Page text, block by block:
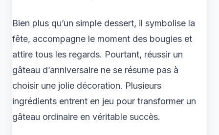
Bien plus qu’un simple dessert, il symbolise la
fête, accompagne le moment des bougies et
attire tous les regards. Pourtant, réussir un
gâteau d’anniversaire ne se résume pas à
choisir une jolie décoration. Plusieurs
ingrédients entrent en jeu pour transformer un
gâteau ordinaire en véritable succès.